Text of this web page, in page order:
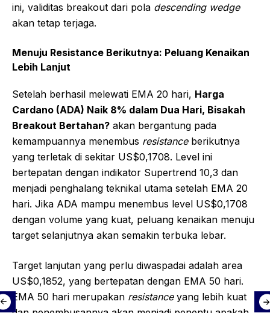
ini, validitas breakout dari pola descending wedge
akan tetap terjaga.
Menuju Resistance Berikutnya: Peluang Kenaikan
Lebih Lanjut
Setelah berhasil melewati EMA 20 hari, Harga
Cardano (ADA) Naik 8% dalam Dua Hari, Bisakah
Breakout Bertahan? akan bergantung pada
kemampuannya menembus resistanceberikutnya
yang terletak di sekitar US$0,1708. Level ini
bertepatan dengan indikator Supertrend 10,3 dan
menjadi penghalang teknikal utama setelah EMA 20
hari. Jika ADA mampu menembus level US$0,1708
dengan volume yang kuat, peluang kenaikan menuju
target selanjutnya akan semakin terbuka lebar.
Target lanjutan yang perlu diwaspadai adalah area
US$0,1852, yang bertepatan dengan EMA 50 hari.
EMA 50 hari merupakan resistanceyang lebih kuat